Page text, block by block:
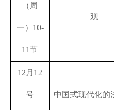
（周
一） 10-
11节
观
12 月 12
号 中国式现代化的